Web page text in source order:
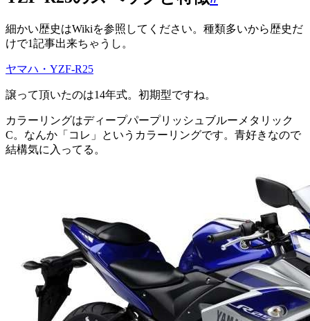
細かい歴史はWikiを参照してください。種類多いから歴史だ
けで1記事出来ちゃうし。
ヤマハ・YZF-R25
譲って頂いたのは14年式。初期型ですね。
カラーリングはディープパープリッシュブルーメタリック
C。なんか「コレ」というカラーリングです。青好きなので
結構気に入ってる。